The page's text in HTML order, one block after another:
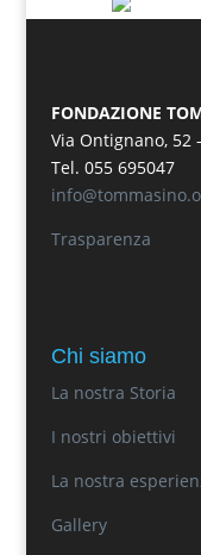
FONDAZIONE
Via Ontignano, 52
Tel. 055 695047
Trasparenza
Chi siamo
La nostra Storia
I nostri obiettivi
La nostra
Gallery